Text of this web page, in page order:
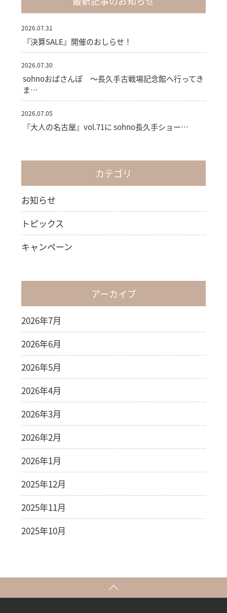
2026.07.31
『決算SALE』開催のおしらせ！
2026.07.30
sohnoおばさんぽ ～長久手古戦場記念館へ行ってき
ま…
2026.07.05
『大人の名古屋』vol.71に sohno長久手ショー…
カテゴリ
お知らせ
トピックス
キャンペーン
アーカイブ
2026年7月
2026年6月
2026年5月
2026年4月
2026年3月
2026年2月
2026年1月
2025年12月
2025年11月
2025年10月